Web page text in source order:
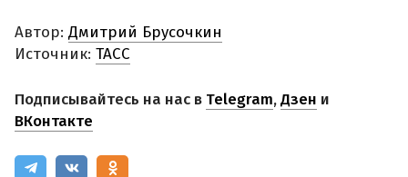
Автор: Дмитрий Брусочкин
Источник: ТАСС
Подписывайтесь на нас в Telegram,Дзен и
ВКонтакте